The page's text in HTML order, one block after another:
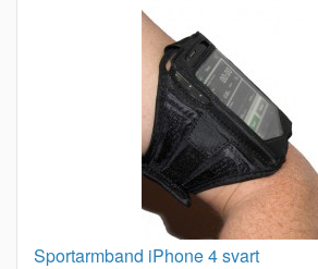
Sportarmband iPhone 4 svart